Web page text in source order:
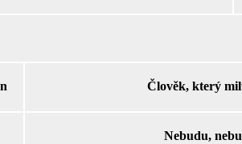
Člověk, který
Nebudu,